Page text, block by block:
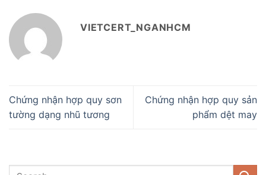
VIETCERT_NGANHCM
Chứng nhận hợp quy sơn
tường dạng nhũ tương
Chứng nhận hợp quy sản
phẩm dệt may